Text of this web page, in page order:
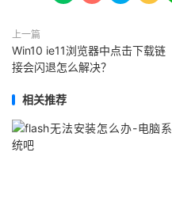
上一篇
Win10 ie11浏览器中点击下载链
接会闪退怎么解决？
相关推荐